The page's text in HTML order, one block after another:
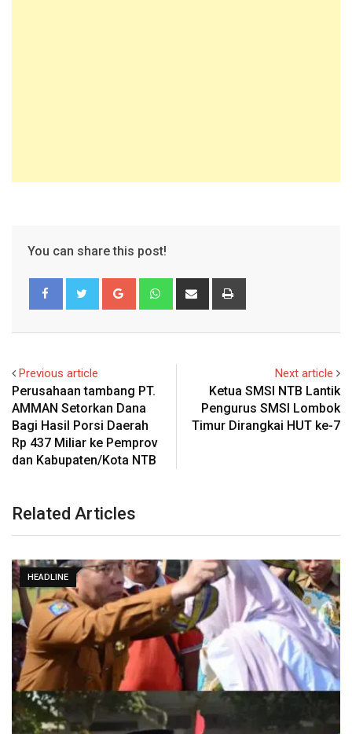
You can share this post!
Google+ WhatsappShare
Previous article
Perusahaan tambang PT.
AMMAN Setorkan Dana
Bagi Hasil Porsi Daerah
Rp 437 Miliar ke Pemprov
dan Kabupaten/Kota NTB
Next article
Ketua SMSI NTB Lantik
Pengurus SMSI Lombok
Timur Dirangkai HUT ke-7
Related Articles
HEADLINE